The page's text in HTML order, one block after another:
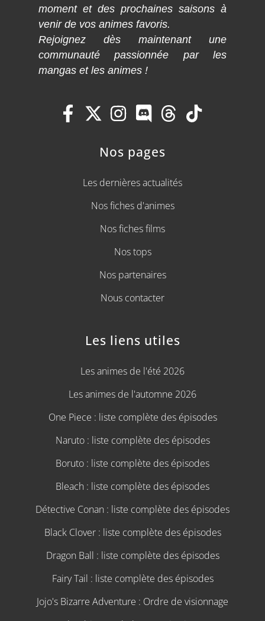
moment et des prochaines saisons à
venir de vos animes favoris.
Rejoignez dès maintenant une
communauté passionnée par les
mangas et les animes !
Nos pages
Les dernières actualités
Nos fiches d'animes
Nos fiches films
Nos tops
Nos partenaires
Nous contacter
Les liens utiles
Les animes de l'été 2026
Les animes de l'automne 2026
One Piece : liste complète des épisodes
Naruto : liste complète des épisodes
Boruto : liste complète des épisodes
Bleach : liste complète des épisodes
Détective Conan : liste complète des épisodes
Black Clover : liste complète des épisodes
Dragon Ball : liste complète des épisodes
Fairy Tail : liste complète des épisodes
Jojo's Bizarre Adventure : Ordre de visionnage